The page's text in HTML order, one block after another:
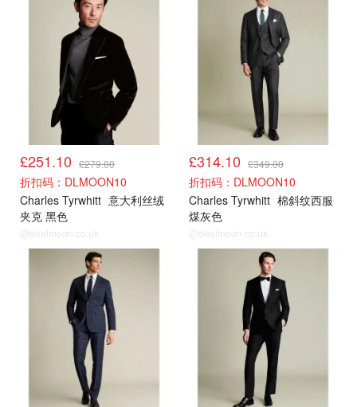
£251.10 £279.00
折扣码：DLMOON10
Charles Tyrwhitt 意大利丝绒
夹克 黑色
@dealmoon.co.uk
£314.10 £349.00
折扣码：DLMOON10
Charles Tyrwhitt 棉斜纹西服
煤灰色
@dealmoon.co.uk